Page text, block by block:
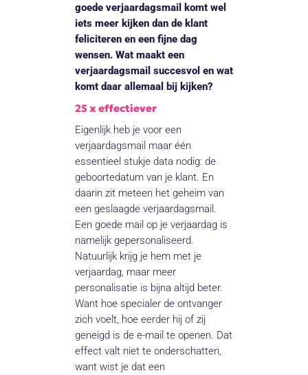
goede verjaardagsmail komt wel
iets meer kijken dan de klant
feliciteren en een fijne dag
wensen. Wat maakt een
verjaardagsmail succesvol en wat
komt daar allemaal bij kijken?
25 x effectiever
Eigenlijk heb je voor een
verjaardagsmail maar één
essentieel stukje data nodig: de
geboortedatum van je klant. En
daarin zit meteen het geheim van
een geslaagde verjaardagsmail.
Een goede mail op je verjaardag is
namelijk gepersonaliseerd.
Natuurlijk krijg je hem met je
verjaardag, maar meer
personalisatie is bijna altijd beter.
Want hoe specialer de ontvanger
zich voelt, hoe eerder hij of zij
geneigd is de e-mail te openen. Dat
effect valt niet te onderschatten,
want wist je dat een